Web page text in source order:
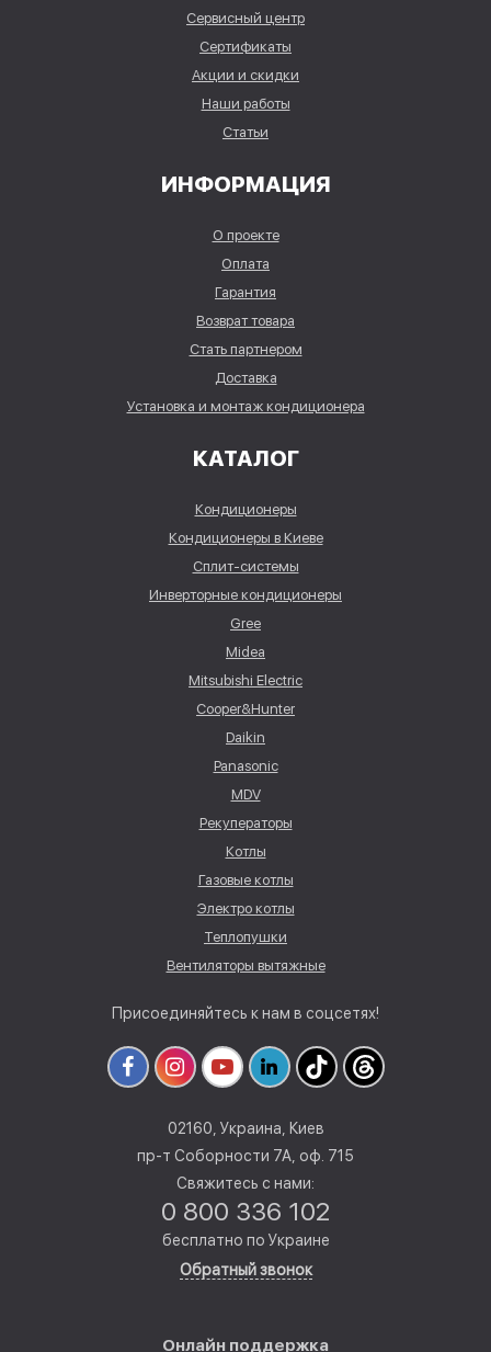
Сервисный центр
Сертификаты
Акции и скидки
Наши работы
Статьи
ИНФОРМАЦИЯ
О проекте
Оплата
Гарантия
Возврат товара
Стать партнером
Доставка
Установка и монтаж кондиционера
КАТАЛОГ
Кондиционеры
Кондиционеры в Киеве
Сплит-системы
Инверторные кондиционеры
Gree
Midea
Mitsubishi Electric
Cooper&Hunter
Daikin
Panasonic
MDV
Рекуператоры
Котлы
Газовые котлы
Электро котлы
Теплопушки
Вентиляторы вытяжные
Присоединяйтесь к нам в соцсетях!
02160, Украина, Киев
пр-т Соборности 7А, оф. 715
Свяжитесь с нами:
0 800 336 102
бесплатно по Украине
Обратный звонок
Онлайн поддержка